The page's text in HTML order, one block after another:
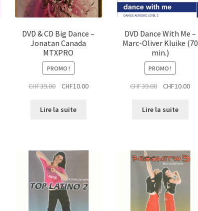
DVD & CD Big Dance –
Jonatan Canada
MTXPRO
PROMO !
CHF39.00
Le
initial
CHF10.00Le
Lire la suite
DVD Dance With Me –
Marc-Oliver Kluike (70
min.)
PROMO !
CHF39.00
Le
initial
CHF10.00Le
Lire la suite